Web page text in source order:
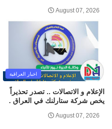
August 07, 2026
اخبار العراقية
الإعلام و الاتصالات .. تصدر تحذيراً
يخص شركة ستارلنك في العراق .
August 07, 2026